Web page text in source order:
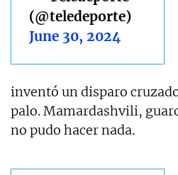
(@teledeporte)
June 30, 2024
inventó un disparo
palo. Mamardashvili,
no pudo hacer nada.